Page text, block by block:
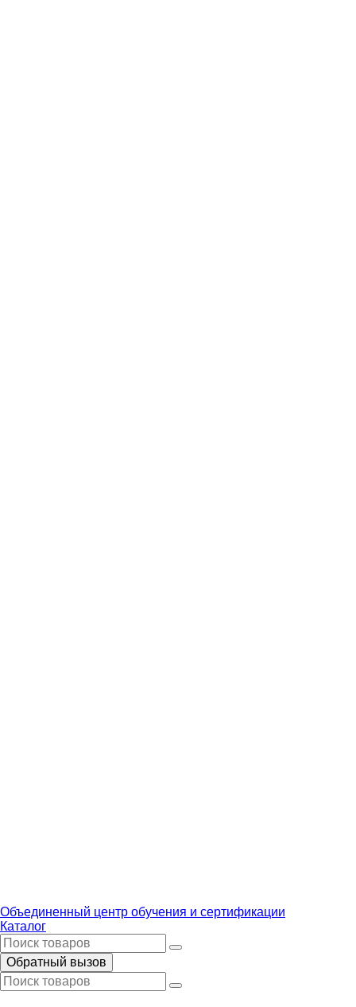
Объединенный центр обучения и сертификации
Каталог
Обратный вызов